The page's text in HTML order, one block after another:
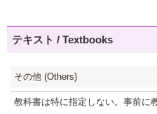
テキスト / Textbooks
その他 (Others)
教科書は特に指定しない。事前に